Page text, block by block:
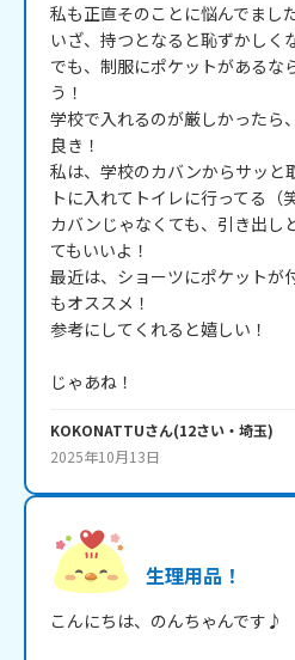
私も正直そのことに悩んでまし
いざ、持つとなると恥ずかしく
でも、制服にポケットがあるな
う！
学校で入れるのが厳しかったら
良き！
私は、学校のカバンからサッと
トに入れてトイレに行ってる（笑
カバンじゃなくても、引き出し
てもいいよ！
最近は、ショーツにポケットが
もオススメ！
参考にしてくれると嬉しい！
じゃあね！
KOKONATTUさん(12さい・ 埼玉)
2025年10月13日
生理用品！
こんにちは、のんちゃんです♪